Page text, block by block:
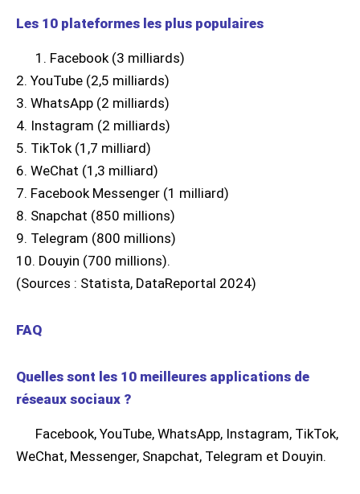
Les 10 plateformes les plus populaires
1. Facebook (3 milliards)
2. YouTube (2,5 milliards)
3. WhatsApp (2 milliards)
4. Instagram (2 milliards)
5. TikTok (1,7 milliard)
6. WeChat (1,3 milliard)
7. Facebook Messenger (1 milliard)
8. Snapchat (850 millions)
9. Telegram (800 millions)
10. Douyin (700 millions).
(Sources : Statista, DataReportal 2024)
FAQ
Quelles sont les 10 meilleures applications de
réseaux sociaux ?
Facebook, YouTube, WhatsApp, Instagram, TikTok,
WeChat, Messenger, Snapchat, Telegram et Douyin.